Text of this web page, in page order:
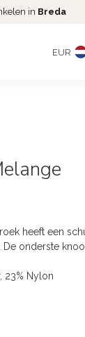
in Breda
EUR
heeft een
onderste
23% Nylon